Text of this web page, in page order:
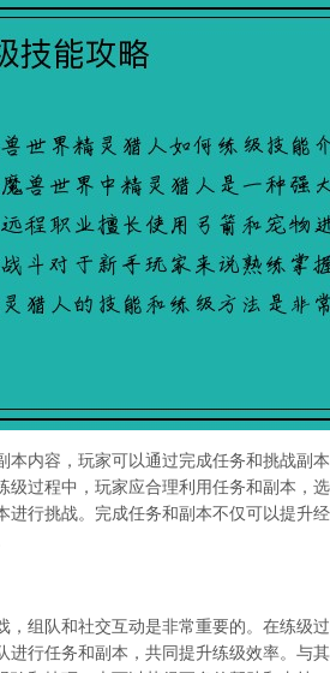
本内容，玩家可以通过完成任务和挑战副本
级过程中，玩家应合理利用任务和副本，选
进行挑战。完成任务和副本不仅可以提升经
，组队和社交互动是非常重要的。在练级过
进行任务和副本，共同提升练级效率。与其